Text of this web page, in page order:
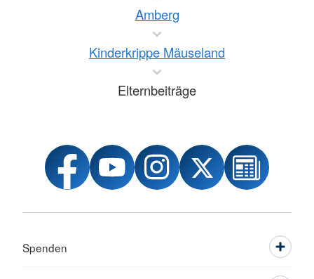
Amberg
Kinderkrippe Mäuseland
Elternbeiträge
Spenden